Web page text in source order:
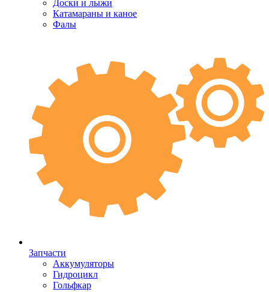
Доски и лыжи
Катамараны и каное
Фалы
Запчасти
Аккумуляторы
Гидроцикл
Гольфкар